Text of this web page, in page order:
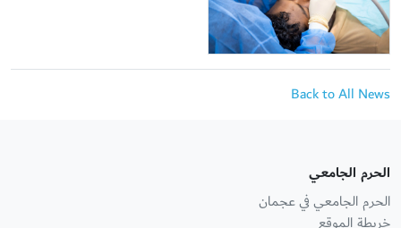
Back to All News
الحرم الجامعي
الحرم الجامعي في عجمان